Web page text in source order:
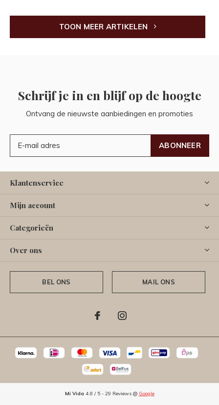
TOON MEER ARTIKELEN
Schrijf je in en blijf op de hoogte
Ontvang de nieuwste aanbiedingen en promoties
ABONNEER
Klantenservice
Mijn account
Categorieën
Over ons
BEL ONS MAIL ONS
Mi Vida 4.8 / 5- 29 Reviews @ Google